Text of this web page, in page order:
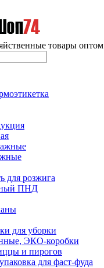
товары оптом
для розжига
ПНД
для уборки
ЭКО-коробки
и пирогов
для фаст-фуда